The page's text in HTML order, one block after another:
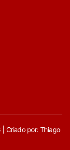
Criado por: Thiago